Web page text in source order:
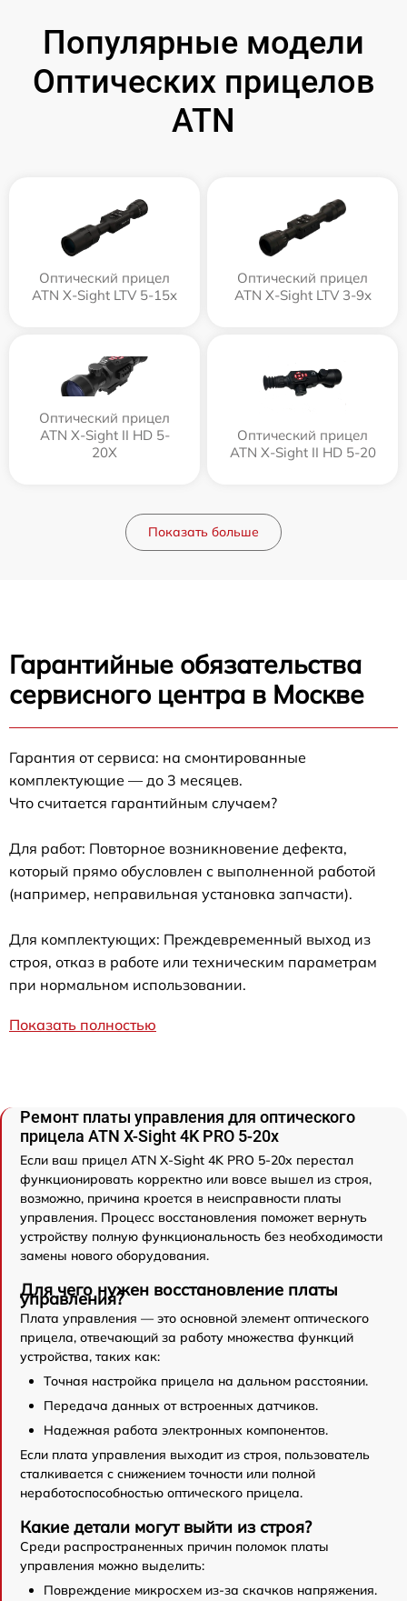
Популярные модели
Оптических прицелов
ATN
Оптический прицел
ATN X-Sight LTV 5-15x
Оптический прицел
ATN X-Sight LTV 3-9x
Оптический прицел
ATN X-Sight II HD 5-
20X
Оптический прицел
ATN X-Sight II HD 5-20
Показать больше
Гарантийные обязательства
сервисного центра в Москве
Гарантия от сервиса: на смонтированные
комплектующие — до 3 месяцев.
Что считается гарантийным случаем?
Для работ: Повторное возникновение дефекта,
который прямо обусловлен с выполненной работой
(например, неправильная установка запчасти).
Для комплектующих: Преждевременный выход из
строя, отказ в работе или техническим параметрам
при нормальном использовании.
Показать полностью
Ремонт платы управления для оптического
прицела ATN X-Sight 4K PRO 5-20x
Если ваш прицел ATN X-Sight 4K PRO 5-20x перестал
функционировать корректно или вовсе вышел из строя,
возможно, причина кроется в неисправности платы
управления. Процесс восстановления поможет вернуть
устройству полную функциональность без необходимости
замены нового оборудования.
Для чего нужен восстановление платы
управления?
Плата управления — это основной элемент оптического
прицела, отвечающий за работу множества функций
устройства, таких как:
Точная настройка прицела на дальном расстоянии.
Передача данных от встроенных датчиков.
Надежная работа электронных компонентов.
Если плата управления выходит из строя, пользователь
сталкивается с снижением точности или полной
неработоспособностью оптического прицела.
Какие детали могут выйти из строя?
Среди распространенных причин поломок платы
управления можно выделить:
Повреждение микросхем из-за скачков напряжения.